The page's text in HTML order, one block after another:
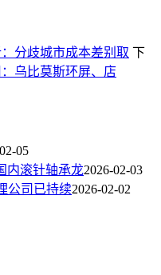
分歧城市成本差别取 下
乌比莫斯环屏、店
05
内滚针轴承龙2026-02-03
公司已持续2026-02-02